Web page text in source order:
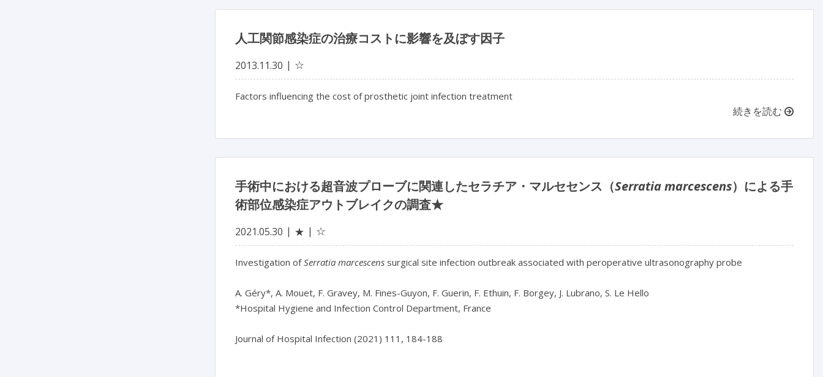
人工関節感染症の治療コストに影響を及ぼす因子
2013.11.30 ☆
Factors influencing the cost of prosthetic joint infection treatment
続きを読む
手術中における超音波プローブに関連したセラチア・マルセセンス（Serratia marcescens）による手
術部位感染症アウトブレイクの調査★
2021.05.30 ★ ☆
Investigation ofSerratia marcescens surgical site infection outbreak associated with peroperative ultrasonography probe
A. Géry*, A. Mouet, F. Gravey, M. Fines-Guyon, F. Guerin, F. Ethuin, F. Borgey, J. Lubrano, S. Le Hello
*Hospital Hygiene and Infection Control Department, France
Journal of Hospital Infection (2021) 111, 184-188